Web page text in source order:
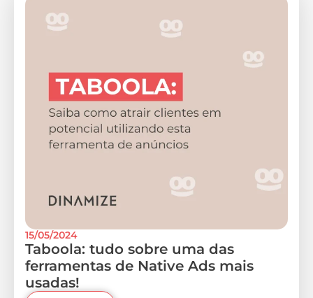
15/05/2024
Taboola: tudo sobre uma das
ferramentas de Native Ads mais
usadas!